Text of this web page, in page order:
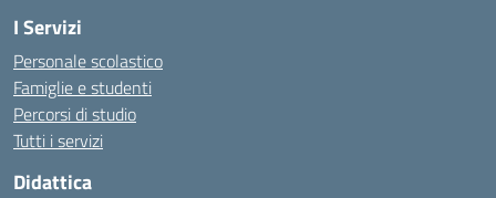
I Servizi
Personale scolastico
Famiglie e studenti
Percorsi di studio
Tutti i servizi
Didattica